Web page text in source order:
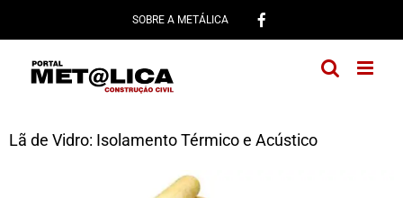
conteúdo
SOBRE A METÁLICA
Lã de Vidro: Isolamento Térmico e Acústico